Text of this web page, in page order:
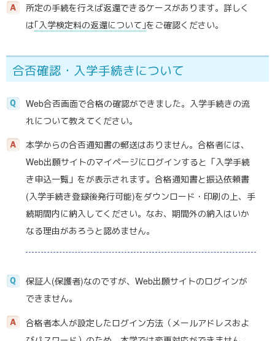
所定の手続を行えば返還できるケースがあります。詳しく
は｢入学検定料の返還について｣をご確認ください。
合否確認・ 入学手続きについて
Web合否画面で合格の確認ができました。入学手続きの流
れについて教えてください。
本学からの合否通知書の郵送はありません。合格者には、
Web出願サイトのマイページにログインすると「入学手続
き申込一覧」をが表示されます。合格通知書と振込依頼書
(入学手続き登録後発行可能)をダウンロード・印刷の上、手
続期間内に納入してください。なお、期間外の納入はいか
なる理由があろうと認めません。
保証人(保護者)なのですが、Web出願サイトのログインが
できません。
合格者本人が設定したログイン方法（メールアドレスおよ